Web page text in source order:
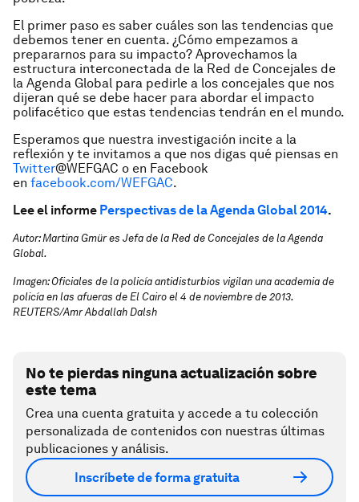
El primer paso es saber cuáles son las tendencias que
debemos tener en cuenta. ¿Cómo empezamos a
prepararnos para su impacto? Aprovechamos la
estructura interconectada de la Red de Concejales de
la Agenda Global para pedirle a los concejales que nos
dijeran qué se debe hacer para abordar el impacto
polifacético que estas tendencias tendrán en el mundo.
Esperamos que nuestra investigación incite a la
reflexión y te invitamos a que nos digas qué piensas en
Twitter@WEFGAC o en Facebook
en facebook.com/WEFGAC.
Lee el informe Perspectivas de la Agenda Global 2014.
Autor: Martina Gmür es Jefa de la Red de Concejales de la Agenda
Global.
Imagen: Oficiales de la policía antidisturbios vigilan una academia de
policía en las afueras de El Cairo el 4 de noviembre de 2013.
REUTERS/Amr Abdallah Dalsh
No te pierdas ninguna actualización sobre
este tema
Crea una cuenta gratuita y accede a tu colección
personalizada de contenidos con nuestras últimas
publicaciones y análisis.
Inscríbete de forma gratuita